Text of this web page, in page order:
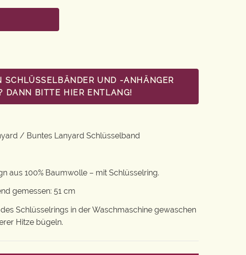
SCHLÜSSELBÄNDER UND -ANHÄNGER
DANN BITTE HIER ENTLANG!
/ Buntes Lanyard Schlüsselband
aus 100% Baumwolle – mit Schlüsselring.
gemessen: 51 cm
Schlüsselrings in der Waschmaschine gewaschen
Hitze bügeln.